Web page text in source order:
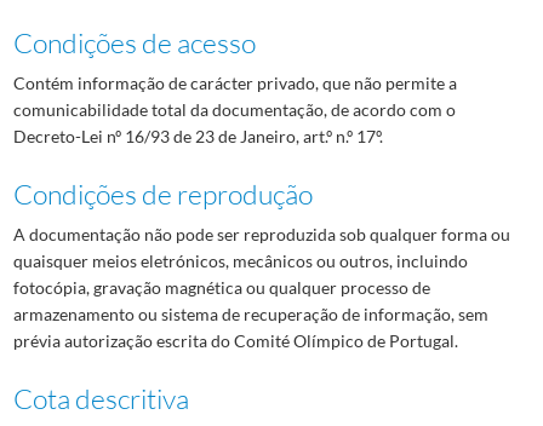
Condições de acesso
Contém informação de carácter privado, que não permite a
comunicabilidade total da documentação, de acordo com o
Decreto-Lei nº 16/93 de 23 de Janeiro, art.º n.º 17º.
Condições de reprodução
A documentação não pode ser reproduzida sob qualquer forma ou
quaisquer meios eletrónicos, mecânicos ou outros, incluindo
fotocópia, gravação magnética ou qualquer processo de
armazenamento ou sistema de recuperação de informação, sem
prévia autorização escrita do Comité Olímpico de Portugal.
Cota descritiva